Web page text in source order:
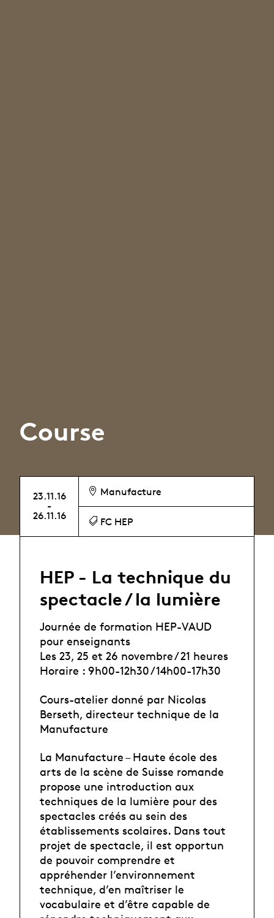
Course
23.11.16
-
26.11.16
Manufacture
FC HEP
HEP - La technique du
spectacle / la lumière
Journée de formation HEP-VAUD
pour enseignants
Les 23, 25 et 26 novembre / 21 heures
Horaire : 9h00-12h30 / 14h00-17h30
Cours-atelier donné par Nicolas
Berseth, directeur technique de la
Manufacture
La Manufacture – Haute école des
arts de la scène de Suisse romande
propose une introduction aux
techniques de la lumière pour des
spectacles créés au sein des
établissements scolaires. Dans tout
projet de spectacle, il est opportun
de pouvoir comprendre et
appréhender l’environnement
technique, d’en maîtriser le
vocabulaire et d’être capable de